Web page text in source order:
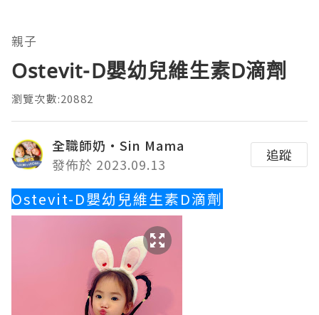
親子
Ostevit-D嬰幼兒維生素D滴劑
瀏覽次數:20882
全職師奶‧Sin Mama
發佈於 2023.09.13
追蹤
Ostevit-D嬰幼兒維生素D滴劑